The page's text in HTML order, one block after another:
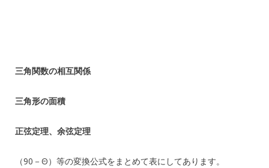
三角関数の相互関係
三角形の面積
正弦定理、余弦定理
（90－Θ）等の変換公式をまとめて表にしてあります。